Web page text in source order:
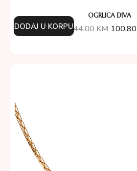
OGRLICA DIVA
144.00KM 100.80
DODAJ U KORPU